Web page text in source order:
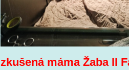
zkušená máma Žaba II